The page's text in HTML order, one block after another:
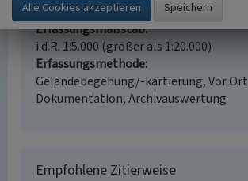
Landeskunde, Naturschutz
Erfassungsmaßstab
i.d.R. 1:5.000 (größer als 1:20.000)
Erfassungsmethode
Geländebegehung/-kartierung, Vor Ort
Dokumentation, Archivauswertung
Empfohlene Zitierweise